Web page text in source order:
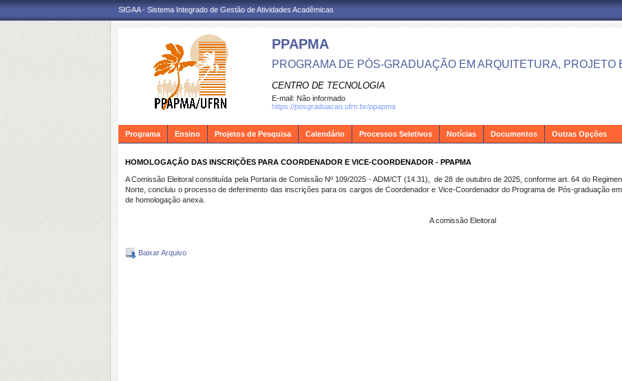
SIGAA - Sistema Integrado de Gestão de Atividades Acadêmicas
PPAPMA
PROGRAMA DE PÓS-GRADUAÇÃO EM ARQUITETURA, PROJETO
CENTRO DE TECNOLOGIA
E-mail: Não informado
https://posgraduacao.ufrn.br/ppapma
Programa Ensino Projetos de Pesquisa Calendário Processos Seletivos Notícias Documentos Outras Opções
HOMOLOGAÇÃO DAS INSCRIÇÕES PARA COORDENADOR E VICE-COORDENADOR - PPAPMA
A Comissão Eleitoral constituída pela Portaria de Comissão Nº 109/2025 - ADM/CT (14.31), de 28 de outubro de 2025, conforme art. 64 do
Norte, concluiu o processo de deferimento das inscrições para os cargos de Coordenador e Vice-Coordenador do Programa de Pós-graduação
de homologação anexa.
A comissão Eleitoral
Baixar Arquivo